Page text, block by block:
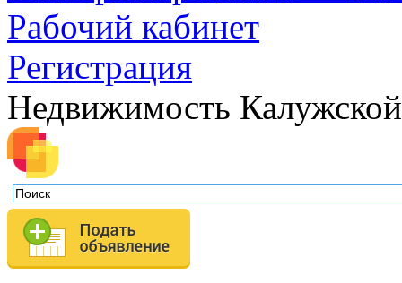
Рабочий кабинет
Регистрация
Недвижимость